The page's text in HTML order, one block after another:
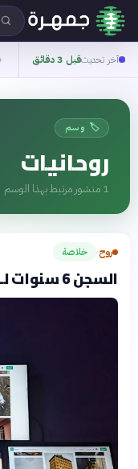
آخر تحديثقبل 3 دقائق
🏷️ وسم
روحانيات
1 منشور مرتبط بهذا الوسم
روح› خلاصة
السجن 6 سنوات لـ«ساحر روحاني» بالعراق